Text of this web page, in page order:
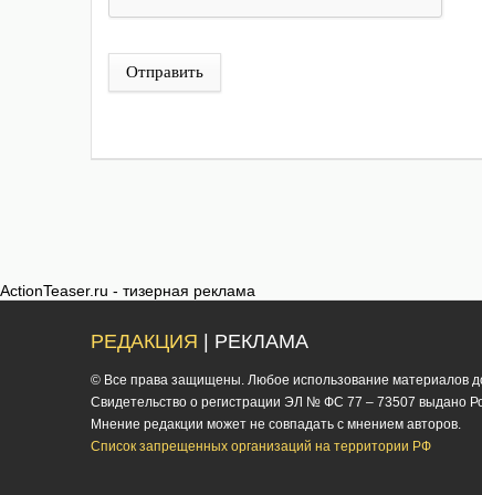
Отправить
ActionTeaser.ru - тизерная реклама
РЕДАКЦИЯ | РЕКЛАМА
© Все права защищены. Любое использование материалов
Cвидетельство о регистрации ЭЛ № ФС 77 – 73507 выдано
Мнение редакции может не совпадать с мнением авторов.
Список запрещенных организаций на территории РФ